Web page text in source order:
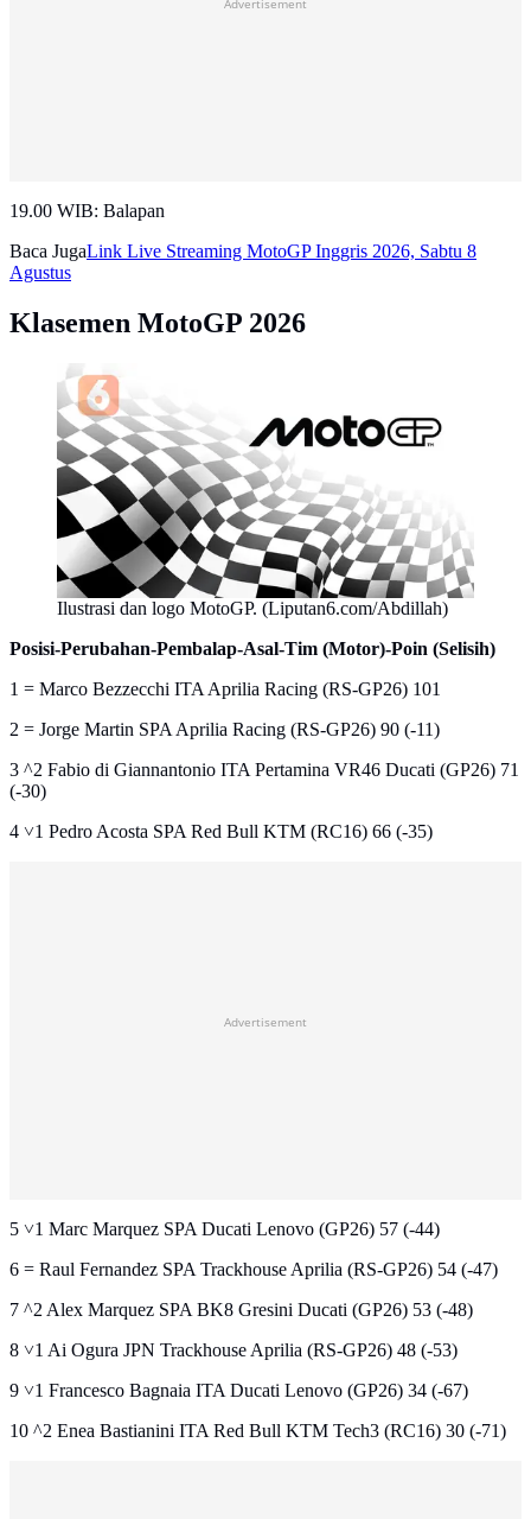
Advertisement
19.00 WIB: Balapan
Baca JugaLink Live Streaming MotoGP Inggris 2026, Sabtu 8
Agustus
Klasemen MotoGP 2026
Ilustrasi dan logo MotoGP. (Liputan6.com/Abdillah)
Posisi-Perubahan-Pembalap-Asal-Tim (Motor)-Poin (Selisih)
1 = Marco Bezzecchi ITA Aprilia Racing (RS-GP26) 101
2 = Jorge Martin SPA Aprilia Racing (RS-GP26) 90 (-11)
3 ^2 Fabio di Giannantonio ITA Pertamina VR46 Ducati (GP26) 71
(-30)
4 ˅1 Pedro Acosta SPA Red Bull KTM (RC16) 66 (-35)
Advertisement
5 ˅1 Marc Marquez SPA Ducati Lenovo (GP26) 57 (-44)
6 = Raul Fernandez SPA Trackhouse Aprilia (RS-GP26) 54 (-47)
7 ^2 Alex Marquez SPA BK8 Gresini Ducati (GP26) 53 (-48)
8 ˅1 Ai Ogura JPN Trackhouse Aprilia (RS-GP26) 48 (-53)
9 ˅1 Francesco Bagnaia ITA Ducati Lenovo (GP26) 34 (-67)
10 ^2 Enea Bastianini ITA Red Bull KTM Tech3 (RC16) 30 (-71)